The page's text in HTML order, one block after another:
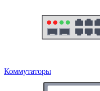
Коммутаторы